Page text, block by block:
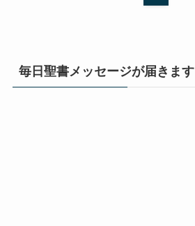
毎日聖書メッセージが届きます